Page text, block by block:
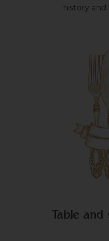
history
Table